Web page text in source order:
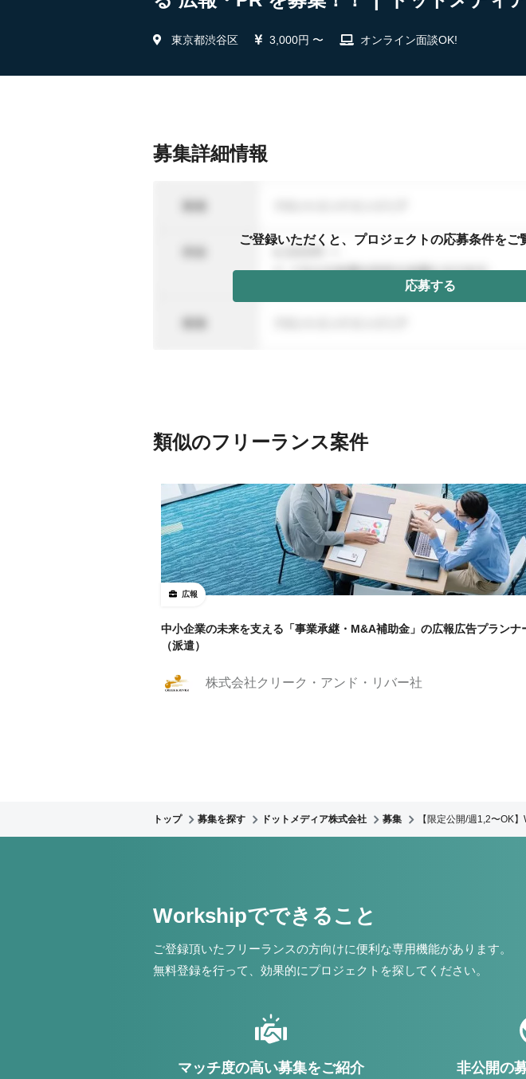
東京都渋谷区 3,000円 〜 オンライン面談OK!
募集詳細情報
ご登録いただくと、プロジェクトの応募条件をご
応募する
類似のフリーランス案件
広報
中小企業の未来を支える「事業承継・M&A補助金」の広報広告プランナ
（派遣）
株式会社クリーク・アンド・リバー社
トップ 募集を探す ドットメディア株式会社 募集 【限定公開/週1,2〜OK
Workshipでできること
ご登録頂いたフリーランスの方向けに便利な専用機能があります。
無料登録を行って、効果的にプロジェクトを探してください。
マッチ度の高い募集をご紹介 非公開の